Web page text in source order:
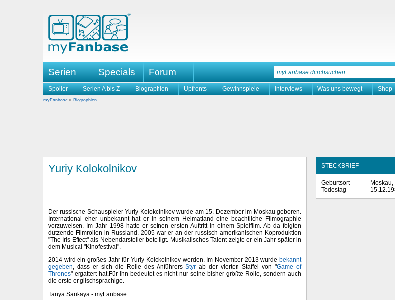
Serien Specials Forum
Spoiler Serien A bis Z Biographien Upfronts Gewinnspiele Interviews Was uns bewegt Shop
myFanbase » Biographien
Yuriy Kolokolnikov
Der russische Schauspieler Yuriy Kolokolnikov wurde am 15. Dezember im Moskau geboren.
International eher unbekannt hat er in seinem Heimatland eine beachtliche Filmographie
vorzuweisen. Im Jahr 1998 hatte er seinen ersten Auftritt in einem Spielfilm. Ab da folgten
dutzende Filmrollen in Russland. 2005 war er an der russisch-amerikanischen Koproduktion
"The Iris Effect" als Nebendarsteller beteiligt. Musikalisches Talent zeigte er ein Jahr später in
dem Musical "Kinofestival".
2014 wird ein großes Jahr für Yuriy Kolokolnikov werden. Im November 2013 wurde bekannt
gegeben, dass er sich die Rolle des AnführersStyr ab der vierten Staffel von "Game of
Thrones" ergattert hat.Für ihn bedeutet es nicht nur seine bisher größte Rolle, sondern auch
die erste englischsprachige.
Tanya Sarikaya - myFanbase
STECKBRIEF
Geburtsort
Moskau,
Todestag